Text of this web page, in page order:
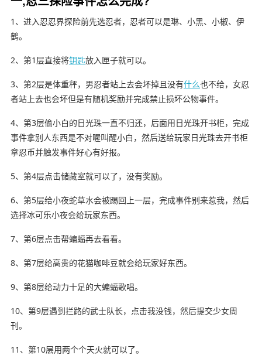
1、进入忍忍界探险前先选忍者，忍者可以是琳、小黑、小椒、伊
鹤。
2、第1层直接将钥匙放入匣子就可以。
3、第2层是体重秤，男忍者站上去会坏掉且没有什么也不给，女忍
者站上去也会坏但是有随机奖励并完成禁止损坏公物事件。
4、第3层偷小白的日光珠一直不归还，后面用日光珠开书柜，完成
事件拿别人东西是不对喔叫醒小白，然后送给玩家日光珠去开书柜
拿忍币并触发事件好心有好报。
5、第4层点击储藏室就可以了，没有奖励。
6、第5层给小夜蛇草水会被踢回上一层，完成事件别来惹我，然后
选择冰可乐小夜会给玩家东西。
7、第6层点击帮蝙蝠再去看看。
8、第7层给高贵的花猫咖啡豆就会给玩家好东西。
9、第8层给动力十足的大蝙蝠歌唱。
10、第9层遇到拦路的武士队长，点击我没钱，然后提交少女周
刊。
11、第10层用两个个天火就可以了。